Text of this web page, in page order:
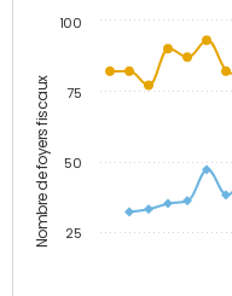
Nombre de foyers fiscaux 25
50
75
100